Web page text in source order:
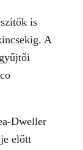
is
A
Dweller
előtt